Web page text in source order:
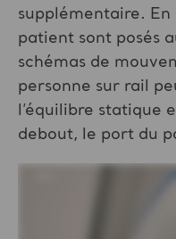
supplémentaire. En
patient sont posés
schémas de
personne sur rail
l’équilibre statique
debout, le port du